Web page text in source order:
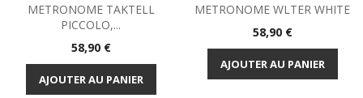
METRONOME TAKTELL
PICCOLO,...
Prix
58,90 €
AJOUTER AU PANIER
METRONOME WLTER WHITE
Prix
58,90 €
AJOUTER AU PANIER